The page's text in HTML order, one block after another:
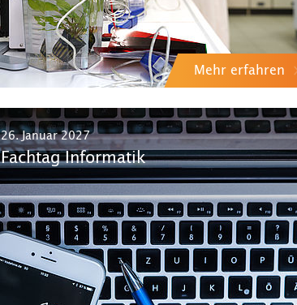
Mehr erfahren
26. Januar 2027
Fachtag Informatik